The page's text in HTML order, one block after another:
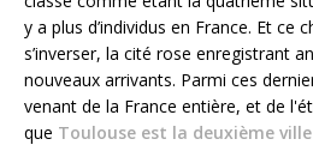
y a plus d’individus en France. Et ce
s’inverser, la cité rose enregistrant
nouveaux arrivants. Parmi ces
venant de la France entière, et de
que Toulouse est la deuxième